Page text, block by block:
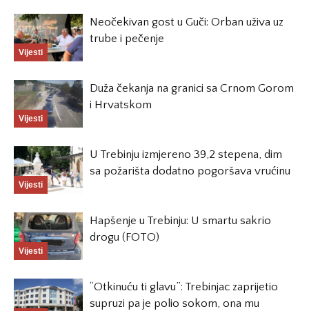
Vijesti
Neočekivan gost u Guči: Orban uživa uz
trube i pečenje
Vijesti
Duža čekanja na granici sa Crnom Gorom
i Hrvatskom
Vijesti
U Trebinju izmjereno 39,2 stepena, dim
sa požarišta dodatno pogoršava vrućinu
Vijesti
Hapšenje u Trebinju: U smartu sakrio
drogu (FOTO)
“Otkinuću ti glavu”: Trebinjac zaprijetio
supruzi pa je polio sokom, ona mu